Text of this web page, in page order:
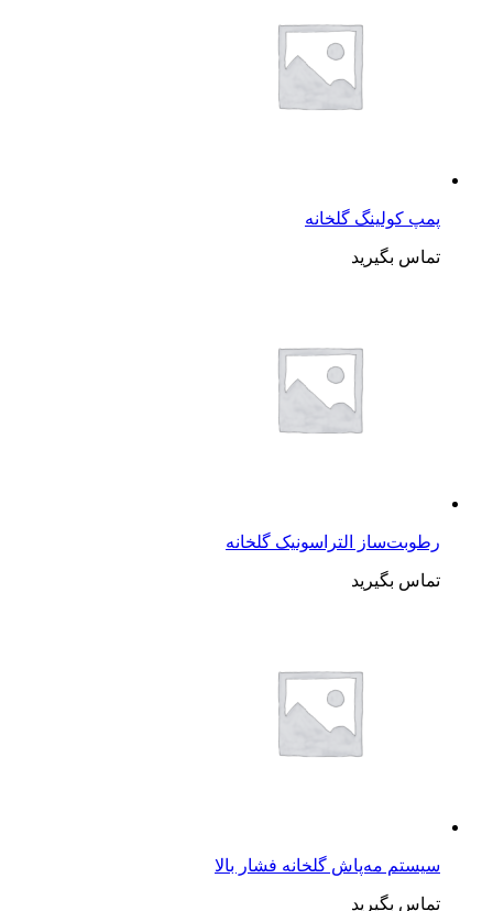
پمپ کولینگ گلخانه
تماس بگیرید
رطوبت‌ساز التراسونیک گلخانه
تماس بگیرید
سیستم مه‌پاش گلخانه فشار بالا
تماس بگیرید